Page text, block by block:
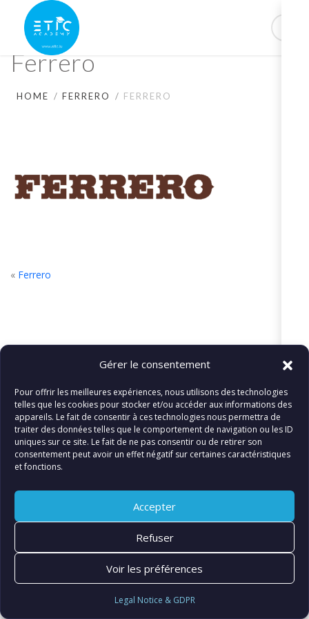
Gérer le consentement
Pour offrir les meilleures expériences, nous utilisons des technologies
telles que les cookies pour stocker et/ou accéder aux informations des
appareils. Le fait de consentir à ces technologies nous permettra de
traiter des données telles que le comportement de navigation ou les ID
uniques sur ce site. Le fait de ne pas consentir ou de retirer son
consentement peut avoir un effet négatif sur certaines caractéristiques
et fonctions.
Accepter
Refuser
Voir les préférences
Legal Notice & GDPR
Ferrero
HOME FERRERO FERRERO
« Ferrero
© FIATLUX INTERNATIONAL SARL